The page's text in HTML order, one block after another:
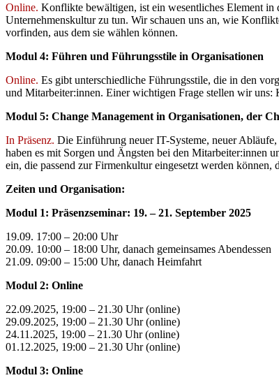
Online. Konflikte bewältigen, ist ein wesentliches Element in
Unternehmenskultur zu tun. Wir schauen uns an, wie
vorfinden, aus dem sie wählen können.
Modul 4: Führen und Führungsstile in Organisationen
Online. Es gibt unterschiedliche Führungsstile, die in den
und Mitarbeiter:innen. Einer wichtigen Frage stellen wir
Modul 5: Change Management in Organisationen, der
In Präsenz. Die Einführung neuer IT-Systeme, neuer
haben es mit Sorgen und Ängsten bei den Mitarbeiter:innen
ein, die passend zur Firmenkultur eingesetzt werden
Zeiten und Organisation:
Modul 1: Präsenzseminar: 19. – 21. September 2025
19.09. 17:00 – 20:00 Uhr
20.09. 10:00 – 18:00 Uhr, danach gemeinsames Abendessen
21.09. 09:00 – 15:00 Uhr, danach Heimfahrt
Modul 2: Online
22.09.2025, 19:00 – 21.30 Uhr (online)
29.09.2025, 19:00 – 21.30 Uhr (online)
24.11.2025, 19:00 – 21.30 Uhr (online)
01.12.2025, 19:00 – 21.30 Uhr (online)
Modul 3: Online